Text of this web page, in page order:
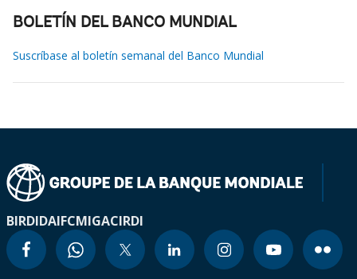
BOLETÍN DEL BANCO MUNDIAL
Suscríbase al boletín semanal del Banco Mundial
BIRDIDAIFCMIGACIRDI